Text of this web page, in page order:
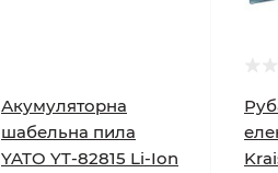
Акумуляторна
шабельна пила
YATO YT-82815 Li-Ion